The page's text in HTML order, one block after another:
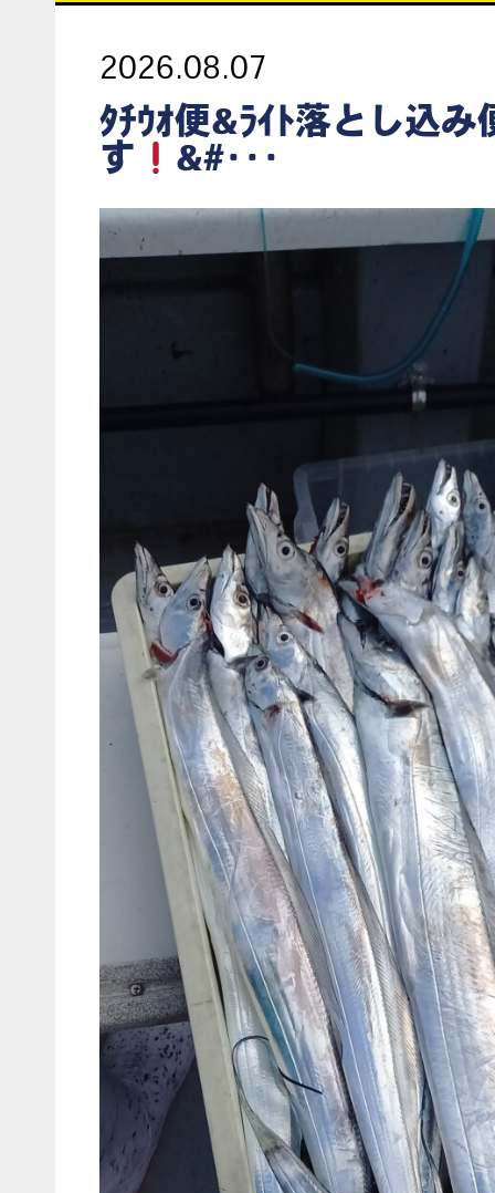
2026.08.07
ﾀﾁｳｵ便&ﾗｲﾄ落とし込み
す
&#･･･